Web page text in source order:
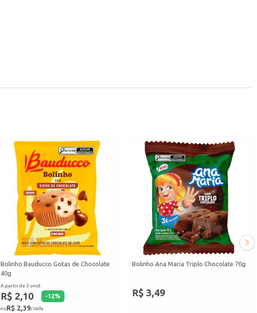
Bolinho Bauducco Gotas de Chocolate
40g
A partir de 3 unid.
R$ 2,10 -12%
ouR$ 2,39/ cada
Bolinho Ana Maria Triplo Chocolate 70g
R$ 3,49